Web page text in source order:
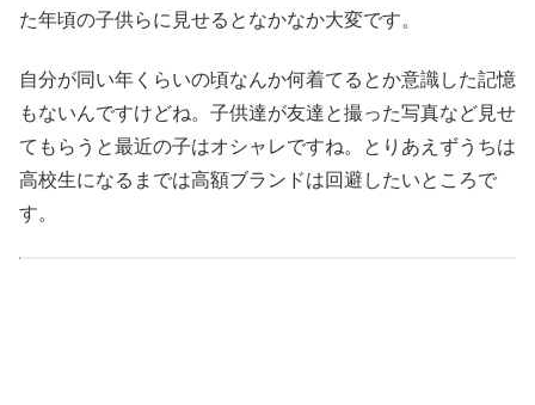
た年頃の子供らに見せるとなかなか大変です。
自分が同い年くらいの頃なんか何着てるとか意識した記憶
もないんですけどね。子供達が友達と撮った写真など見せ
てもらうと最近の子はオシャレですね。とりあえずうちは
高校生になるまでは高額ブランドは回避したいところで
す。